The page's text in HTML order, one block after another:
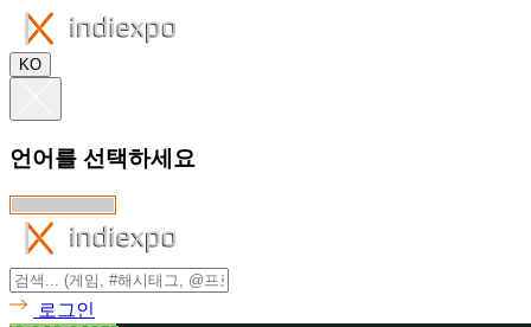
KO
언어를 선택하세요
로그인